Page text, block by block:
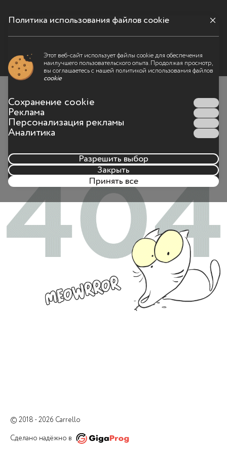
Меню
Что-то пошло не так
адрес страницы был набран неправильно
© 2018 - 2026 Carrello
Сделано надёжно в
Политика использования файлов cookie
Этот веб-сайт использует файлы cookie для обеспечения
наилучшего пользовательского опыта. Продолжая просмотр,
вы соглашаетесь с нашей политикой использования файлов
cookie
Сохранение cookie
Реклама
Персонализация рекламы
Аналитика
Разрешить выбор
Закрыть
Принять все